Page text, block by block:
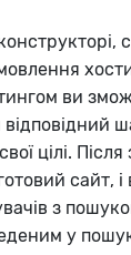
ви
цілі.
сайт, і
з
у